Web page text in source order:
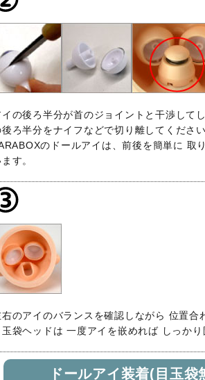
イの後ろ半分が首のジョイントと干渉して
ろ半分をナイフなどで切り離してください
のドールアイは、前後を簡単に 取
す。
のアイのバランスを確認しながら 位置合
袋ヘッドは 一度アイを嵌めれば しっかり
ドールアイ装着(目玉袋